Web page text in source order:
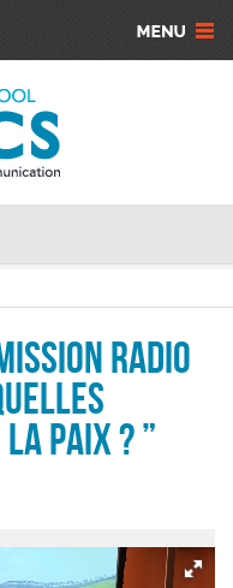
radio
paix ? ”